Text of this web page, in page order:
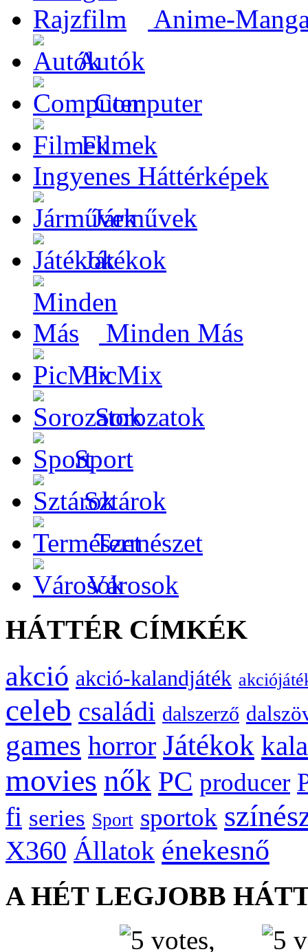
Anime-
Autók
Computer
Filmek
Ingyenes Háttérképek
Járművek
Játékok
Minden Más
PicMix
Sorozatok
Sport
Sztárok
Természet
Városok
HÁTTÉR CÍMKÉK
akció akció-kalandjáték
celeb családi dalszerző
games horror Játékok
movies nők PC producer
fi series Sport sportok
X360 Állatok énekesnő
A HÉT LEGJOBB